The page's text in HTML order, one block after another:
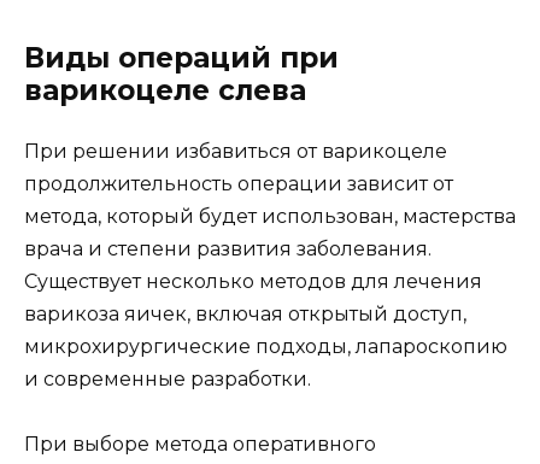
Виды операций при
варикоцеле слева
При решении избавиться от варикоцеле
продолжительность операции зависит от
метода, который будет использован, мастерства
врача и степени развития заболевания.
Существует несколько методов для лечения
варикоза яичек, включая открытый доступ,
микрохирургические подходы, лапароскопию
и современные разработки.
При выборе метода оперативного